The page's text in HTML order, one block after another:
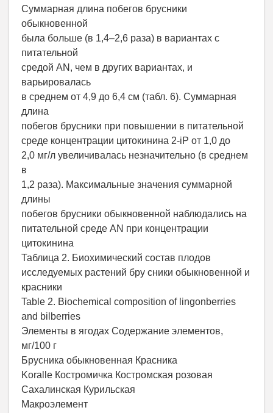
Суммарная длина побегов брусники
обыкновенной
была больше (в 1,4–2,6 раза) в вариантах с
питательной
средой AN, чем в других вариантах, и
варьировалась
в среднем от 4,9 до 6,4 см (табл. 6). Суммарная
длина
побегов брусники при повышении в питательной
среде концентрации цитокинина 2-iP от 1,0 до
2,0 мг/л увеличивалась незначительно (в среднем
в
1,2 раза). Максимальные значения суммарной
длины
побегов брусники обыкновенной наблюдались на
питательной среде AN при концентрации
цитокинина
Таблица 2. Биохимический состав плодов
исследуемых растений бру сники обыкновенной и
красники
Table 2. Biochemical composition of lingonberries
and bilberries
Элементы в ягодах Содержание элементов,
мг/100 г
Брусника обыкновенная Красника
Koralle Костромичка Костромская розовая
Сахалинская Курильская
Макроэлемент